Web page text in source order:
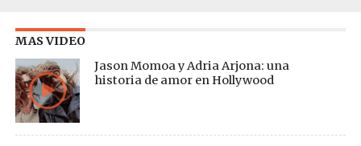
MAS VIDEO
Jason Momoa y Adria Arjona: una
historia de amor en Hollywood